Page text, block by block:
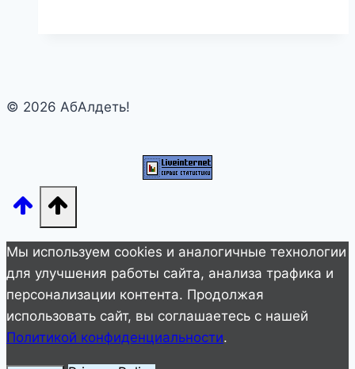
© 2026 АбАлдеть!
Мы используем cookies и аналогичные технологии
для улучшения работы сайта, анализа трафика и
персонализации контента. Продолжая
использовать сайт, вы соглашаетесь с нашей
Политикой конфиденциальности.